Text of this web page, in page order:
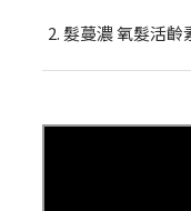
髮蔓濃 氧髮活